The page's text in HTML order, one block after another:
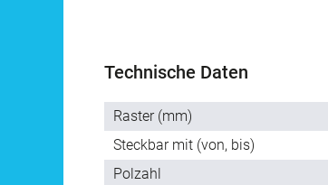
Technische Daten
Raster (mm)
Steckbar mit (von, bis)
Polzahl